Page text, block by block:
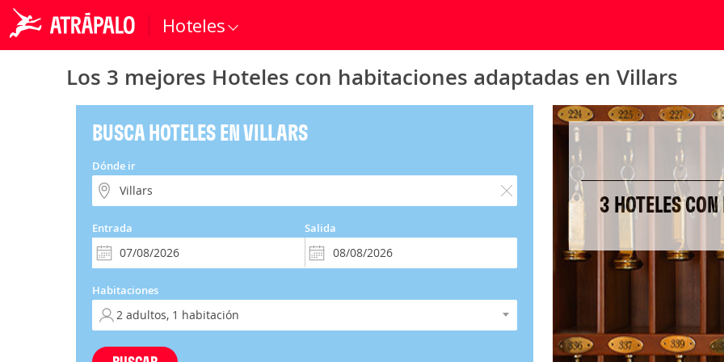
Hoteles
Los 3 mejores Hoteles con habitaciones adaptadas en Villars
BUSCA HOTELES EN VILLARS
Dónde ir
Entrada Salida
Habitaciones
3 HOTELES